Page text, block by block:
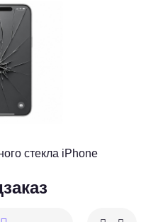
стекла iPhone